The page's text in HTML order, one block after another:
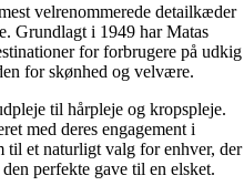
velrenommerede detailkæder
Grundlagt i 1949 har Matas
for forbrugere på udkig
for skønhed og velvære.
til hårpleje og kropspleje.
med deres engagement i
til et naturligt valg for enhver, der
perfekte gave til en elsket.